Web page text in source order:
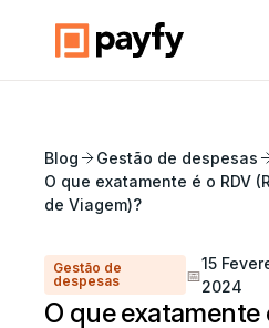
Blog
Gestão de despesas
O que exatamente é o RDV
de Viagem)?
Gestão de
despesas
📅
15
2024
O que exatamente